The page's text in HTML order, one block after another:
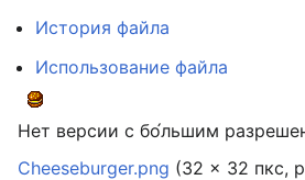
История файла
Использование файла
Нет версии с бо́льшим
Cheeseburger.png (32 × 32 пкс,